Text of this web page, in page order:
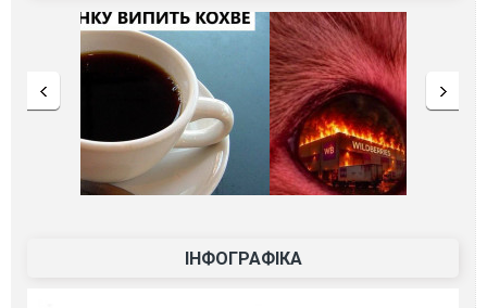
ІНФОГРАФІКА